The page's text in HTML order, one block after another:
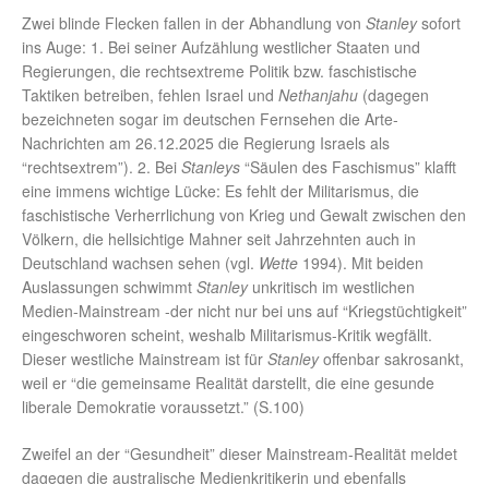
Zwei blinde Flecken fallen in der Abhandlung von Stanleysofort
ins Auge: 1. Bei seiner Aufzählung westlicher Staaten und
Regierungen, die rechtsextreme Politik bzw. faschistische
Taktiken betreiben, fehlen Israel und Nethanjahu (dagegen
bezeichneten sogar im deutschen Fernsehen die Arte-
Nachrichten am 26.12.2025 die Regierung Israels als
“rechtsextrem”). 2. Bei Stanleys “Säulen des Faschismus” klafft
eine immens wichtige Lücke: Es fehlt der Militarismus, die
faschistische Verherrlichung von Krieg und Gewalt zwischen den
Völkern, die hellsichtige Mahner seit Jahrzehnten auch in
Deutschland wachsen sehen (vgl. Wette 1994). Mit beiden
Auslassungen schwimmt Stanleyunkritisch im westlichen
Medien-Mainstream -der nicht nur bei uns auf “Kriegstüchtigkeit”
eingeschworen scheint, weshalb Militarismus-Kritik wegfällt.
Dieser westliche Mainstream ist für Stanleyoffenbar sakrosankt,
weil er “die gemeinsame Realität darstellt, die eine gesunde
liberale Demokratie voraussetzt.” (S.100)
Zweifel an der “Gesundheit” dieser Mainstream-Realität meldet
dagegen die australische Medienkritikerin und ebenfalls